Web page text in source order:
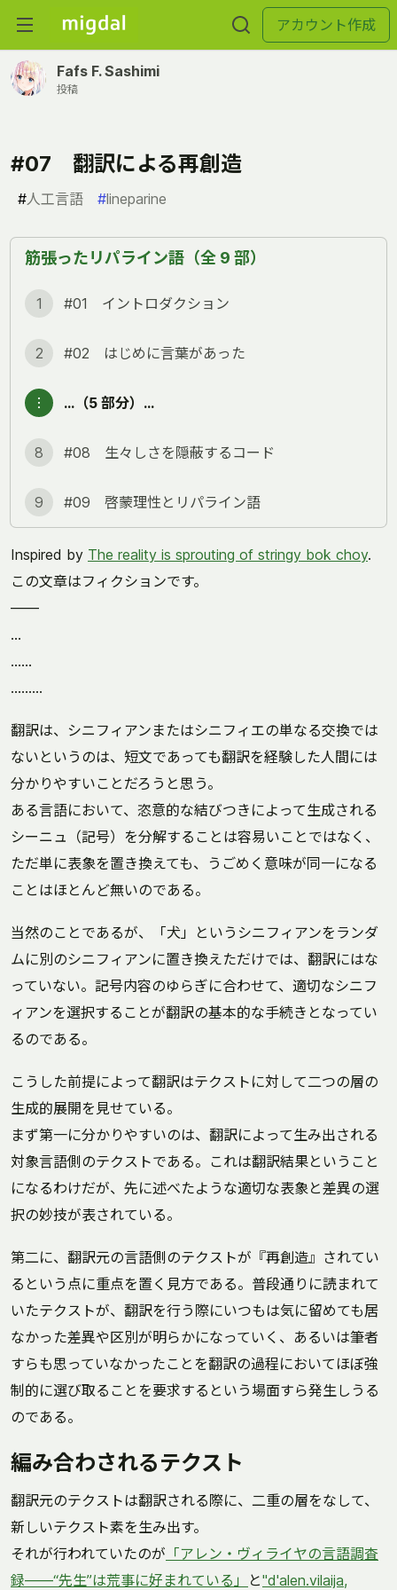
アカウント作成
Fafs F. Sashimi
投稿
#07 翻訳による再創造
#人工言語 #lineparine
筋張ったリパライン語（全 9 部）
1 #01 イントロダクション
2 #02 はじめに言葉があった
︙ …（5 部分）…
8 #08 生々しさを隠蔽するコード
9 #09 啓蒙理性とリパライン語
Inspired by The reality is sprouting of stringy bok choy.
この文章はフィクションです。
――
…
……
………
翻訳は、シニフィアンまたはシニフィエの単なる交換では
ないというのは、短文であっても翻訳を経験した人間には
分かりやすいことだろうと思う。
ある言語において、恣意的な結びつきによって生成される
シーニュ（記号）を分解することは容易いことではなく、
ただ単に表象を置き換えても、うごめく意味が同一になる
ことはほとんど無いのである。
当然のことであるが、「犬」というシニフィアンをランダ
ムに別のシニフィアンに置き換えただけでは、翻訳にはな
っていない。記号内容のゆらぎに合わせて、適切なシニフ
ィアンを選択することが翻訳の基本的な手続きとなってい
るのである。
こうした前提によって翻訳はテクストに対して二つの層の
生成的展開を見せている。
まず第一に分かりやすいのは、翻訳によって生み出される
対象言語側のテクストである。これは翻訳結果ということ
になるわけだが、先に述べたような適切な表象と差異の選
択の妙技が表されている。
第二に、翻訳元の言語側のテクストが『再創造』されてい
るという点に重点を置く見方である。普段通りに読まれて
いたテクストが、翻訳を行う際にいつもは気に留めても居
なかった差異や区別が明らかになっていく、あるいは筆者
すらも思っていなかったことを翻訳の過程においてほぼ強
制的に選び取ることを要求するという場面すら発生しうる
のである。
編み合わされるテクスト
翻訳元のテクストは翻訳される際に、二重の層をなして、
新しいテクスト素を生み出す。
それが行われていたのが 「アレン・ヴィライヤの言語調査
録――“先生”は荒事に好まれている」
と"d'alen.vilaija,